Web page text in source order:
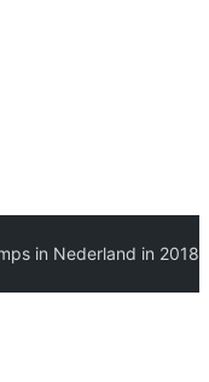
in Nederland in 2018